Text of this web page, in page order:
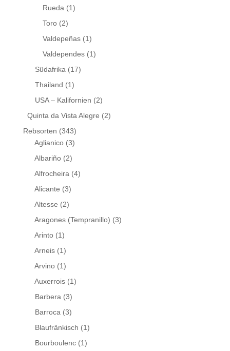
Rueda (1)
Toro(2)
Valdepeñas(1)
Valdependes(1)
Südafrika (17)
Thailand (1)
USA – Kalifornien (2)
Quinta da Vista Alegre (2)
Rebsorten (343)
Aglianico(3)
Albariño(2)
Alfrocheira (4)
Alicante (3)
Altesse (2)
Aragones (Tempranillo) (3)
Arinto(1)
Arneis(1)
Arvino(1)
Auxerrois(1)
Barbera (3)
Barroca (3)
Blaufränkisch (1)
Bourboulenc(1)